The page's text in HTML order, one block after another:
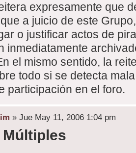
expresamente que
a juicio de este
o justificar actos de
inmediatamente
el mismo sentido, la
todo si se detecta
participación en el foro.
» Jue May 11, 2006 1:04 pm